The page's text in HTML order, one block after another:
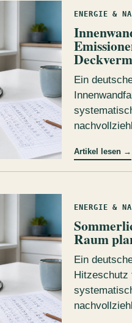
ENERGIE &
Ein
Artikel lesen →
ENERGIE &
Raum
Ein
Hitzeschutz